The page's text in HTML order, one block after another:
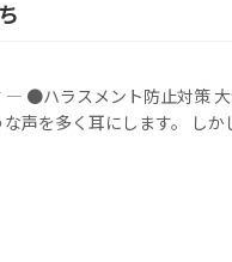
― ●ハラスメント防止対策
声を多く耳にします。 しか